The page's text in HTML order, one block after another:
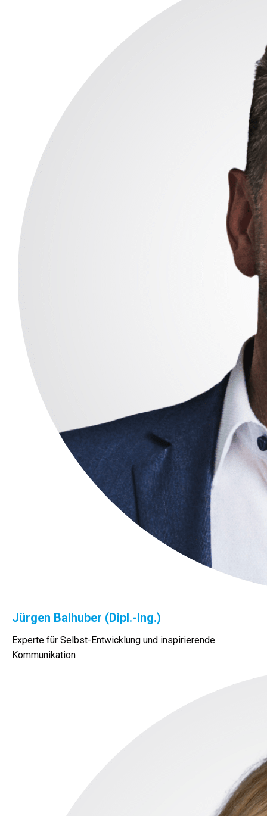
Jürgen Balhuber (Dipl.-Ing.)
Experte für Selbst-Entwicklung und inspirierende
Kommunikation